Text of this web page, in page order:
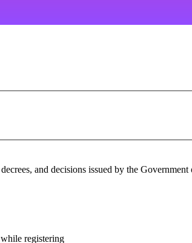
and decisions issued by the
registering